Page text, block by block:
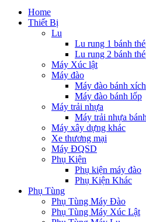
Home
Thiết Bị
Lu
Lu rung 1 bánh
Lu rung 2 bánh
Máy Xúc lật
Máy đào
Máy đào bánh xích
Máy đào bánh lốp
Máy trải nhựa
Máy trải nhựa
Máy xây dựng khác
Xe thương mại
Máy ĐQSD
Phụ Kiện
Phụ kiện máy đào
Phụ Kiện Khác
Phụ Tùng
Phụ Tùng Máy Đào
Phụ Tùng Máy Xúc Lật